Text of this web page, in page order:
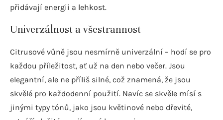
přidávají energii a lehkost.
Univerzálnost a všestrannost
Citrusové vůně jsou nesmírně univerzální – hodí se pro
každou příležitost, ať už na den nebo večer. Jsou
elegantní, ale ne příliš silné, což znamená, že jsou
skvělé pro každodenní použití. Navíc se skvěle mísí s
jinými typy tónů, jako jsou květinové nebo dřevité,